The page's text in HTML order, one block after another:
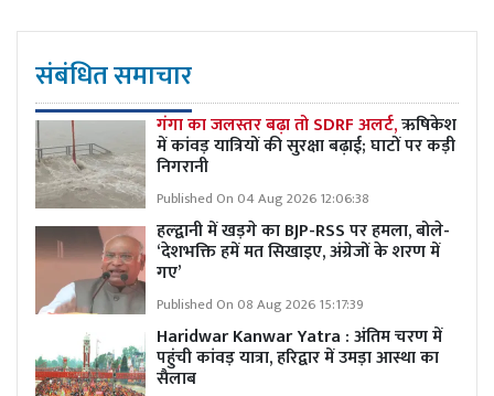
संबंधित समाचार
गंगा का जलस्तर बढ़ा तो SDRF अलर्ट,ऋषिकेश
में कांवड़ यात्रियों की सुरक्षा बढ़ाई; घाटों पर कड़ी
निगरानी
Published On 04 Aug 2026 12:06:38
हल्द्वानी में खड़गे का BJP-RSS पर हमला, बोले-
‘देशभक्ति हमें मत सिखाइए, अंग्रेजों के शरण में
गए’
Published On 08 Aug 2026 15:17:39
Haridwar Kanwar Yatra : अंतिम चरण में
पहुंची कांवड़ यात्रा, हरिद्वार में उमड़ा आस्था का
सैलाब